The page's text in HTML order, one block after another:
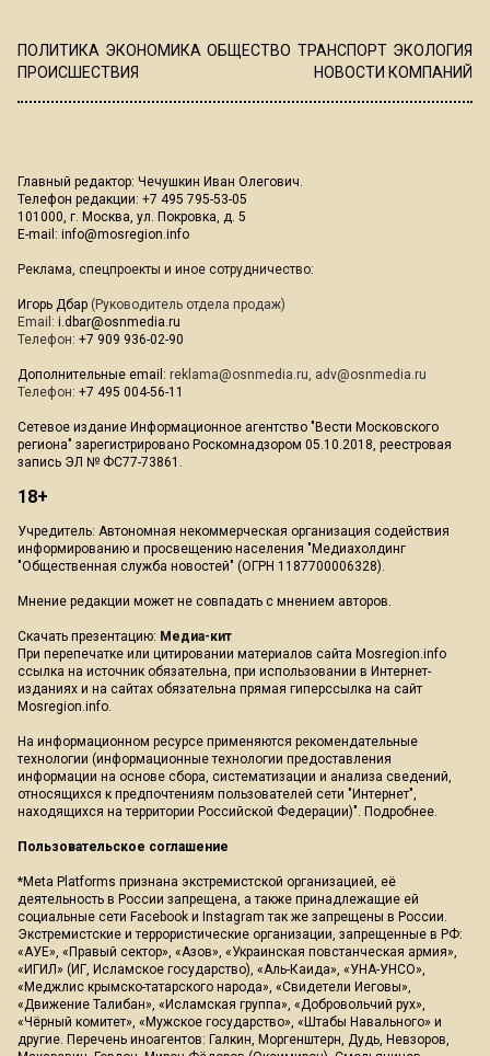
ПОЛИТИКА ЭКОНОМИКА ОБЩЕСТВО ТРАНСПОРТ ЭКОЛОГИЯ
ПРОИСШЕСТВИЯ
НОВОСТИ КОМПАНИЙ
Главный редактор: Чечушкин Иван Олегович.
Телефон редакции: +7 495 795-53-05
101000, г. Москва, ул. Покровка, д. 5
E-mail: info@mosregion.info
Реклама, спецпроекты и иное сотрудничество:
Игорь Дбар (Руководитель отдела продаж)
Email: i.dbar@osnmedia.ru
Телефон: +7 909 936-02-90
Дополнительные email: reklama@osnmedia.ru, adv@osnmedia.ru
Телефон: +7 495 004-56-11
Сетевое издание Информационное агентство "Вести Московского
региона" зарегистрировано Роскомнадзором 05.10.2018, реестровая
запись ЭЛ № ФС77-73861.
18+
Учредитель: Автономная некоммерческая организация содействия
информированию и просвещению населения "Медиахолдинг
"Общественная служба новостей" (ОГРН 1187700006328).
Мнение редакции может не совпадать с мнением авторов.
Скачать презентацию: Медиа-кит
При перепечатке или цитировании материалов сайта Mosregion.info
ссылка на источник обязательна, при использовании в Интернет-
изданиях и на сайтах обязательна прямая гиперссылка на сайт
Mosregion.info.
На информационном ресурсе применяются рекомендательные
технологии (информационные технологии предоставления
информации на основе сбора, систематизации и анализа сведений,
относящихся к предпочтениям пользователей сети "Интернет",
находящихся на территории Российской Федерации)". Подробнее.
Пользовательское соглашение
*Meta Platforms признана экстремистской организацией, её
деятельность в России запрещена, а также принадлежащие ей
социальные сети Facebook и Instagram так же запрещены в России.
Экстремистские и террористические организации, запрещенные в РФ:
«АУЕ», «Правый сектор», «Азов», «Украинская повстанческая армия»,
«ИГИЛ» (ИГ, Исламское государство), «Аль-Каида», «УНА-УНСО»,
«Меджлис крымско-татарского народа», «Свидетели Иеговы»,
«Движение Талибан», «Исламская группа», «Добровольчий рух»,
«Чёрный комитет», «Мужское государство», «Штабы Навального» и
другие. Перечень иноагентов: Галкин, Моргенштерн, Дудь, Невзоров,